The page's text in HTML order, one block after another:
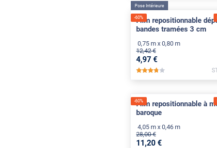
-60%
Pose Intérieure
Film repositionnable
bandes tramées 3 cm
0,75 m x 0,80 m
12,42 €
4,97 €
*****
-60%
Film repositionnable à
baroque
4,05 m x 0,46 m
28,00 €
11,20 €